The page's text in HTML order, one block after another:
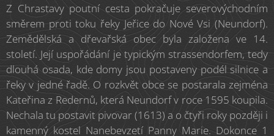
Z Chrastavy poutní cesta pokračuje severovýchodním
směrem proti toku řeky Jeřice do Nové Vsi (Neundorf).
Zemědělská a dřevařská obec byla založena ve 14.
století. Její uspořádání je typickým strassendorfem, tedy
dlouhá osada, kde domy jsou postaveny podél silnice a
řeky v jedné řadě. O rozkvět obce se postarala zejména
Kateřina z Redernů, která Neundorf v roce 1595 koupila.
Nechala tu postavit pivovar (1613) a o čtyři roky později i
kamenný kostel Nanebevzetí Panny Marie. Dokonce 1